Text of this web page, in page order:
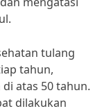
tulang
tahun,
atas 50 tahun.
dilakukan